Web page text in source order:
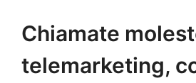
Chiamate
telemarketing,